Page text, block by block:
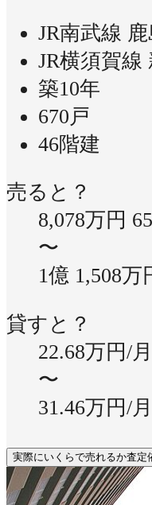
JR南武線
JR横須賀線
築10年
670戸
46階建
売ると？
8,078万円
〜
1億 1,508万
貸すと？
22.68万円/月
〜
31.46万円/月
実際にいくらで売れるか査定